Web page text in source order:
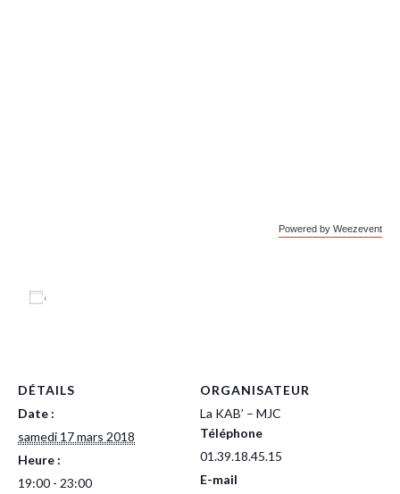
Powered by Weezevent
DÉTAILS
Date :
samedi 17 mars 2018
Heure :
19:00 - 23:00
ORGANISATEUR
La KAB’ – MJC
Téléphone
01.39.18.45.15
E-mail